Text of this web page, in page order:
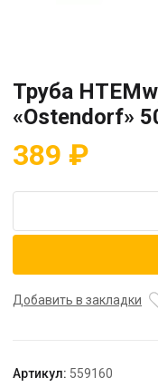
Труба
«Ostendorf»
389 ₽
Труба
белый
Добавить в закладки
Артикул: 559160